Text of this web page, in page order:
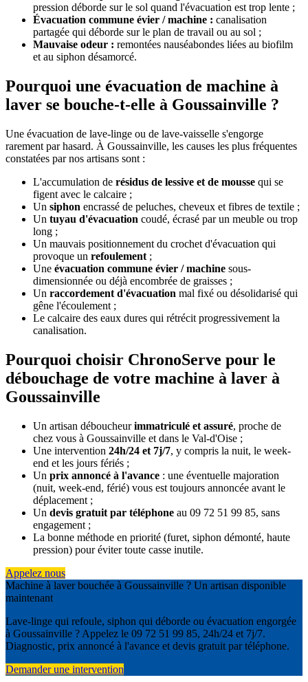
pression déborde sur le sol quand l'évacuation est trop lente ;
Évacuation commune évier / machine : canalisation
partagée qui déborde sur le plan de travail ou au sol ;
Mauvaise odeur : remontées nauséabondes liées au biofilm
et au siphon désamorcé.
Pourquoi une évacuation de machine à
laver se bouche-t-elle à Goussainville ?
Une évacuation de lave-linge ou de lave-vaisselle s'engorge
rarement par hasard. À Goussainville, les causes les plus fréquentes
constatées par nos artisans sont :
L'accumulation de résidus de lessive et de mousse qui se
figent avec le calcaire ;
Un siphon encrassé de peluches, cheveux et fibres de textile ;
Un tuyau d'évacuation coudé, écrasé par un meuble ou trop
long ;
Un mauvais positionnement du crochet d'évacuation qui
provoque un refoulement ;
Une évacuation commune évier / machine sous-
dimensionnée ou déjà encombrée de graisses ;
Un raccordement d'évacuation mal fixé ou désolidarisé qui
gêne l'écoulement ;
Le calcaire des eaux dures qui rétrécit progressivement la
canalisation.
Pourquoi choisir ChronoServe pour le
débouchage de votre machine à laver à
Goussainville
Un artisan déboucheurimmatriculé et assuré, proche de
chez vous à Goussainville et dans le Val-d'Oise ;
Une intervention 24h/24 et 7j/7, y compris la nuit, le week-
end et les jours fériés ;
Un prix annoncé à l'avance : une éventuelle majoration
(nuit, week-end, férié) vous est toujours annoncée avant le
déplacement ;
Un devis gratuit par téléphone au 09 72 51 99 85, sans
engagement ;
La bonne méthode en priorité (furet, siphon démonté, haute
pression) pour éviter toute casse inutile.
Appelez nous
Machine à laver bouchée à Goussainville ? Un artisan disponible
maintenant
Lave-linge qui refoule, siphon qui déborde ou évacuation engorgée
à Goussainville ? Appelez le 09 72 51 99 85, 24h/24 et 7j/7.
Diagnostic, prix annoncé à l'avance et devis gratuit par téléphone.
Demander une intervention